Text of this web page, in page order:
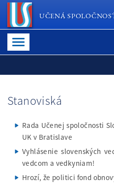
UČENÁ
Stanoviská
Rada Učenej spoločnosti
UK v Bratislave
Vyhlásenie slovenských
vedcom a vedkyniam!
Hrozí, že politici fond